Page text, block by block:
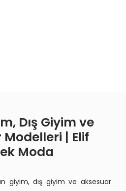
Dış Giyim ve
| Elif
Moda
giyim, dış giyim ve aksesuar